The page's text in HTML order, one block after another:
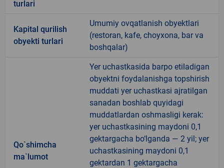
turlari
Kapital qurilish
obyekti turlari
Umumiy ovqatlanish obyektlari
(restoran, kafe, choyxona, bar va
boshqalar)
Qo`shimcha
ma`lumot
Yer uchastkasida barpo etiladigan
obyektni foydalanishga topshirish
muddati yer uchastkasi ajratilgan
sanadan boshlab quyidagi
muddatlardan oshmasligi kerak:
yer uchastkasining maydoni 0,1
gektargacha bo‘lganda — 2 yil; yer
uchastkasining maydoni 0,1
gektardan 1 gektargacha